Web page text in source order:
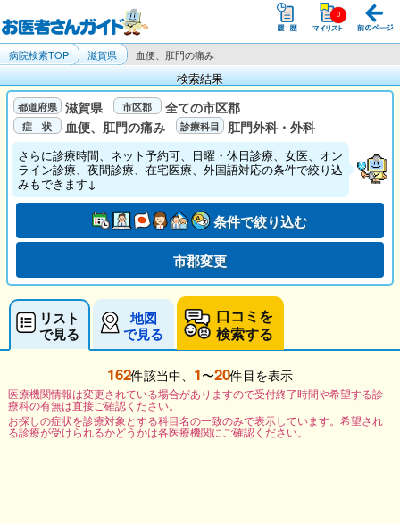
病院検索TOP 滋賀県 血便、肛門の痛み
検索結果
滋賀県
全ての市区郡
血便、肛門の痛み
肛門外科・外科
さらに診療時間、ネット予約可、日曜・休日診療、女医、オン
ライン診療、夜間診療、在宅医療、外国語対応の条件で絞り込
みもできます↓
条件で絞り込む
市郡変更
リスト
で見る
地図
で見る
口コミを
検索する
162件該当中、 1〜20件目を表示
医療機関情報は変更されている場合がありますので受付終了時間や希望する診
療科の有無は直接ご確認ください。
お探しの症状を診療対象とする科目名の一致のみで表示しています。希望され
る診療が受けられるかどうかは各医療機関にご確認ください。